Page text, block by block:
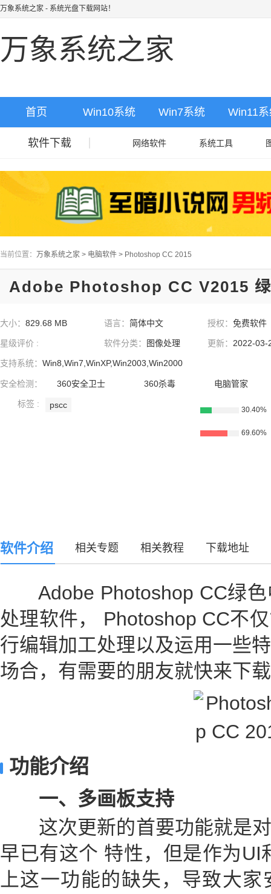
万象系统之家 - 系统光盘下载网站！
万象系统之家
首页 Win10系统 Win7系统 Win11
软件下载 网络软件 系统工具
当前位置： 万象系统之家 > 电脑软件 > Photoshop CC 2015
Adobe Photoshop CC V2015
大小： 829.68 MB 语言： 简体中文 授权：免费软件
星级评价 : 软件分类： 图像处理 更新： 2022-03-
支持系统： Win8,Win7,WinXP,Win2003,Win2000
安全检测： 360安全卫士 360杀毒 电脑管家
标签 : pscc 30.40%
69.60%
软件介绍 相关专题 相关教程 下载地址
Adobe Photoshop CC绿色
处理软件， Photoshop CC不
行编辑加工处理以及运用一些
场合，有需要的朋友就快来下
功能介绍
一、多画板支持
这次更新的首要功能就是对
早已有这个 特性，但是作为UI
上这一功能的缺失，导致大